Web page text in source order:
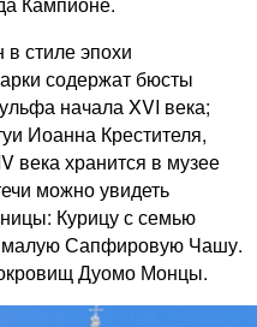
стиле эпохи
содержат бюсты
начала XVI века;
Иоанна Крестителя,
века хранится в музее
можно увидеть
Курицу с семью
малую Сапфировую Чашу.
Дуомо Монцы.